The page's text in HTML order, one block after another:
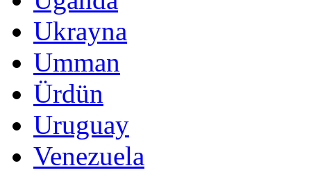
Ukrayna
Umman
Ürdün
Uruguay
Venezuela